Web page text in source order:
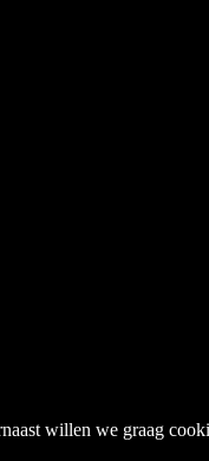
willen we graag